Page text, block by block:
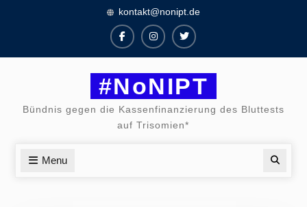
kontakt@nonipt.de
FacebookInstagram
Twitter
#NoNIPT
Bündnis gegen die Kassenfinanzierung des Bluttests
auf Trisomien*
Menu